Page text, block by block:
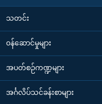
သတင်း
၀န်ဆောင်မှုများ
အပတ်စဉ်ကဏ္ဍများ
အင်္ဂလိပ်သင်ခန်းစာများ